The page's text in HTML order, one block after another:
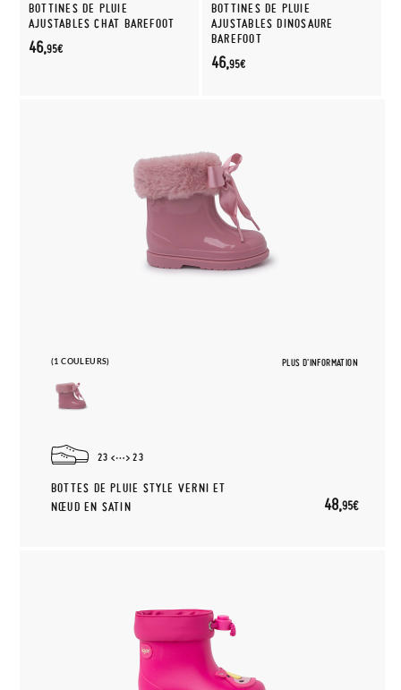
BOTTINES DE PLUIE
AJUSTABLES CHAT BAREFOOT
46,95€
BOTTINES DE PLUIE
AJUSTABLES DINOSAURE
BAREFOOT
46,95€
(1 COULEURS) PLUS D'INFORMATION
23 23
BOTTES DE PLUIE STYLE VERNI ET
NŒUD EN SATIN
48,95€